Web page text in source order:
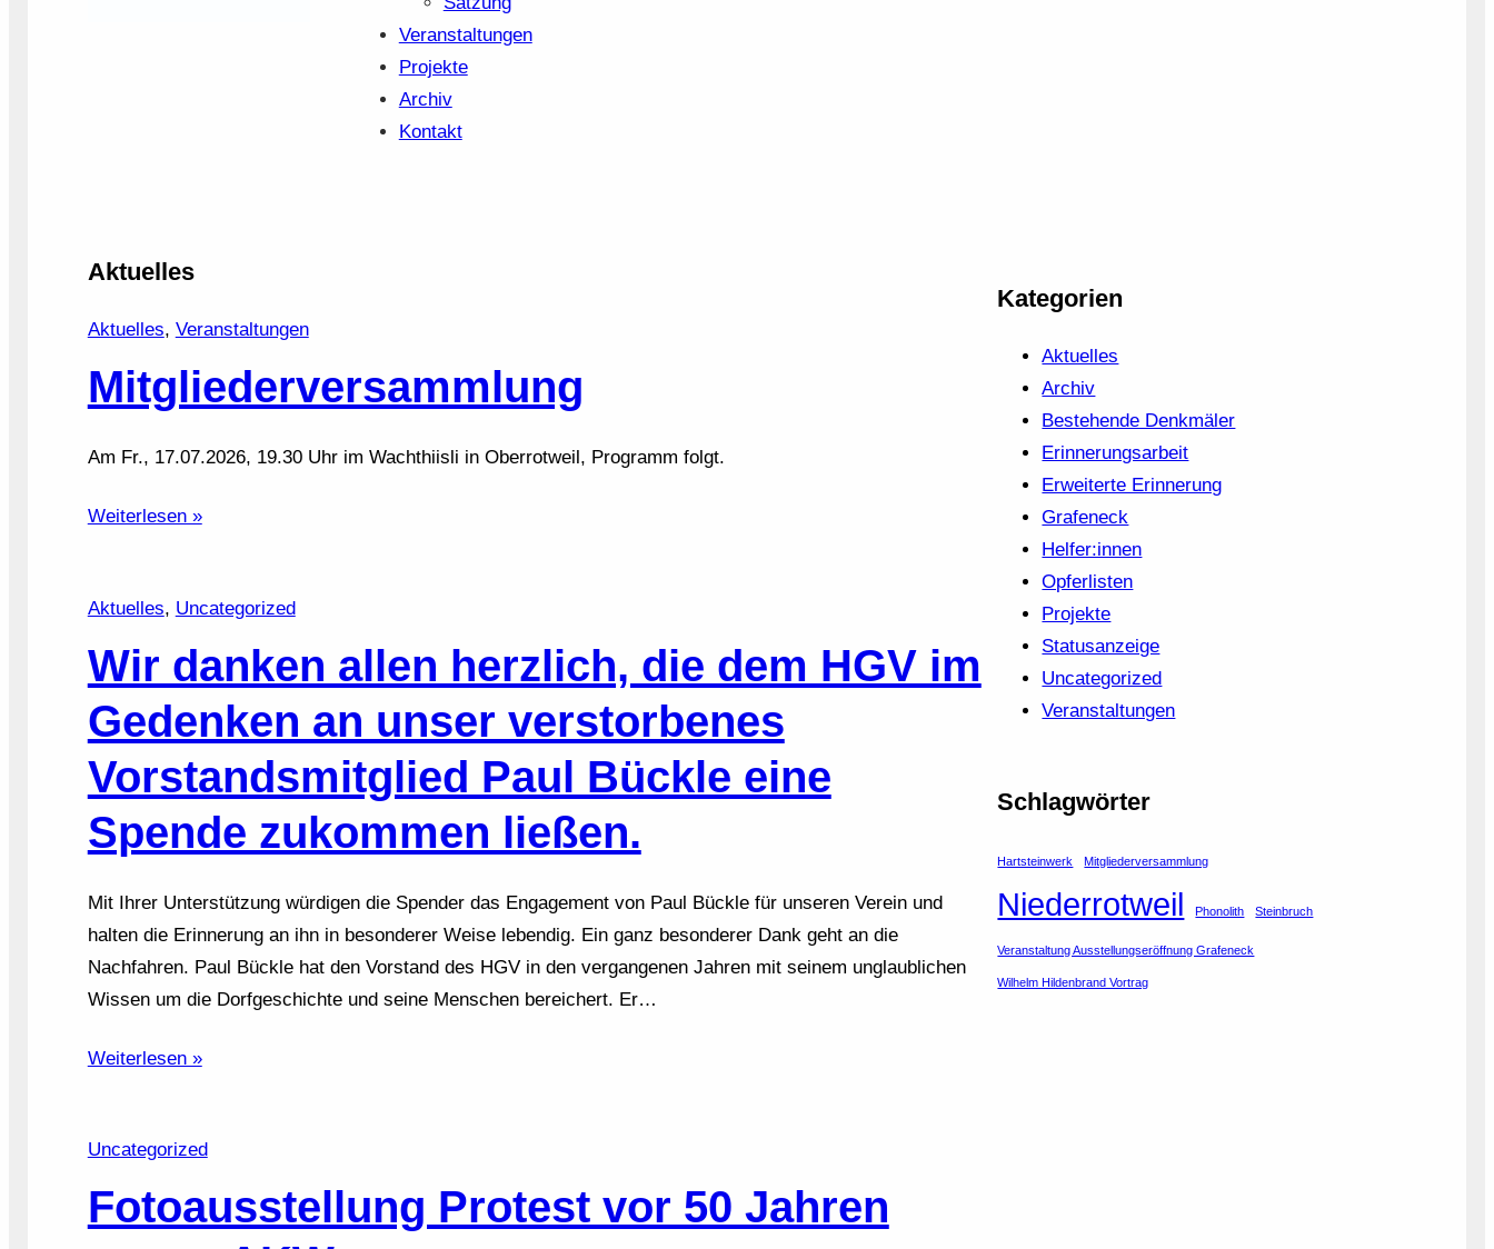
Veranstaltungen
Projekte
Archiv
Kontakt
Aktuelles
Aktuelles, Veranstaltungen
Mitgliederversammlung
Am Fr., 17.07.2026, 19.30 Uhr im Wachthiisli in Oberrotweil, Programm folgt.
Weiterlesen »
Aktuelles, Uncategorized
Wir danken allen herzlich, die dem HGV im
Gedenken an unser verstorbenes
Vorstandsmitglied Paul Bückle eine
Spende zukommen ließen.
Mit Ihrer Unterstützung würdigen die Spender das Engagement von Paul Bückle für unseren Verein und
halten die Erinnerung an ihn in besonderer Weise lebendig. Ein ganz besonderer Dank geht an die
Nachfahren. Paul Bückle hat den Vorstand des HGV in den vergangenen Jahren mit seinem unglaublichen
Wissen um die Dorfgeschichte und seine Menschen bereichert. Er…
Weiterlesen »
Uncategorized
Fotoausstellung Protest vor 50 Jahren
Kategorien
Aktuelles
Archiv
Bestehende Denkmäler
Erinnerungsarbeit
Erweiterte Erinnerung
Grafeneck
Helfer:innen
Opferlisten
Projekte
Statusanzeige
Uncategorized
Veranstaltungen
Schlagwörter
Hartsteinwerk Mitgliederversammlung
Niederrotweil Phonolith Steinbruch
Veranstaltung Ausstellungseröffnung Grafeneck
Wilhelm Hildenbrand Vortrag